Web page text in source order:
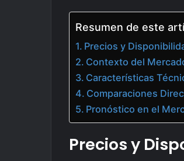
Resumen de este
Precios y
Contexto del
Características
Comparaciones
Pronóstico en el
Precios y